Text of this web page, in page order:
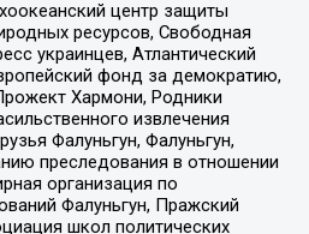
центр защиты
ресурсов, Свободная
украинцев, Атлантический
фонд за демократию,
Хармони, Родники
извлечения
Фалуньгун, Фалуньгун,
преследования в отношении
организация по
Фалуньгун, Пражский
школ политических